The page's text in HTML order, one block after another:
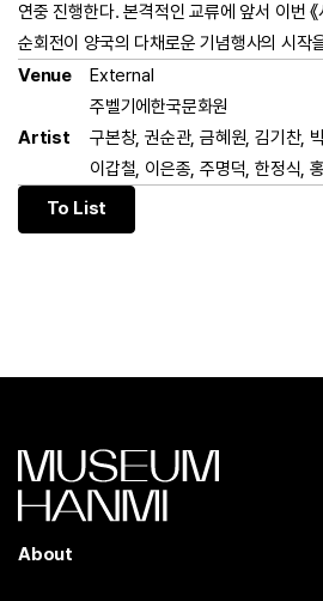
연중 진행한다. 본격적인 교류에 앞서 이번 《
순회전이 양국의 다채로운 기념행사의 시작
Venue
External
주벨기에한국문화원
Artist
구본창, 권순관, 금혜원, 김기찬,
이갑철, 이은종, 주명덕, 한정식,
To List
About